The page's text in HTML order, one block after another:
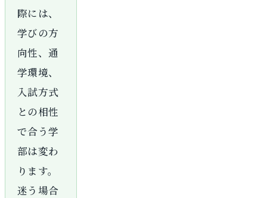
際には、
学びの方
向性、通
学環境、
入試方式
との相性
で合う学
部は変わ
ります。
迷う場合